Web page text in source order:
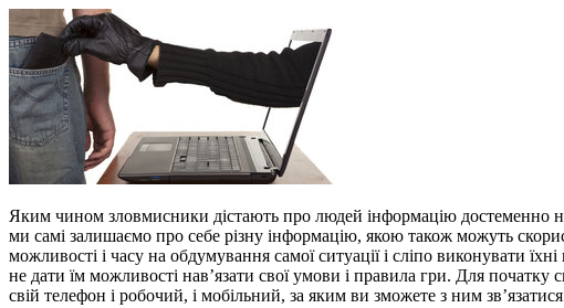
Яким чином зловмисники дістають про людей інформацію достеменно
ми самі залишаємо про себе різну інформацію, якою також можуть
можливості і часу на обдумування самої ситуації і сліпо виконувати
не дати їм можливості нав’язати свої умови і правила гри. Для початку
свій телефон і робочий, і мобільний, за яким ви зможете з ним